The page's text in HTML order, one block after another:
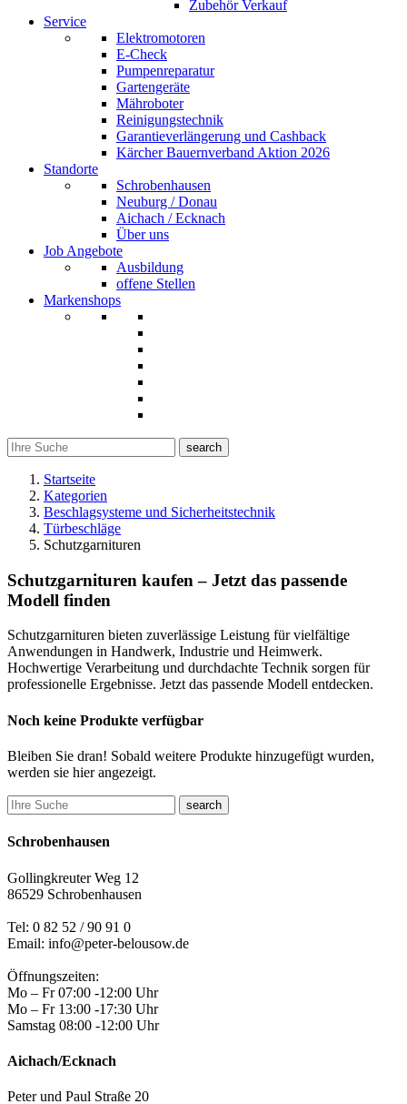
Zubehör Verkauf
Service
Elektromotoren
E-Check
Pumpenreparatur
Gartengeräte
Mähroboter
Reinigungstechnik
Garantieverlängerung und Cashback
Kärcher Bauernverband Aktion 2026
Standorte
Schrobenhausen
Neuburg / Donau
Aichach / Ecknach
Über uns
Job Angebote
Ausbildung
offene Stellen
Markenshops
search
Startseite
Kategorien
Beschlagsysteme und Sicherheitstechnik
Türbeschläge
Schutzgarnituren
Schutzgarnituren kaufen – Jetzt das passende
Modell finden
Schutzgarnituren bieten zuverlässige Leistung für vielfältige
Anwendungen in Handwerk, Industrie und Heimwerk.
Hochwertige Verarbeitung und durchdachte Technik sorgen für
professionelle Ergebnisse. Jetzt das passende Modell entdecken.
Noch keine Produkte verfügbar
Bleiben Sie dran! Sobald weitere Produkte hinzugefügt wurden,
werden sie hier angezeigt.
search
Schrobenhausen
Gollingkreuter Weg 12
86529 Schrobenhausen
Tel: 0 82 52 / 90 91 0
Email: info@peter-belousow.de
Öffnungszeiten:
Mo – Fr 07:00 -12:00 Uhr
Mo – Fr 13:00 -17:30 Uhr
Samstag 08:00 -12:00 Uhr
Aichach/Ecknach
Peter und Paul Straße 20